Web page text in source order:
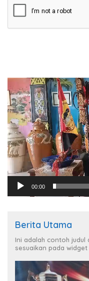
Pemutar
Video
00:00
Berita Utama
Ini adalah contoh judul
sesuaikan pada widget